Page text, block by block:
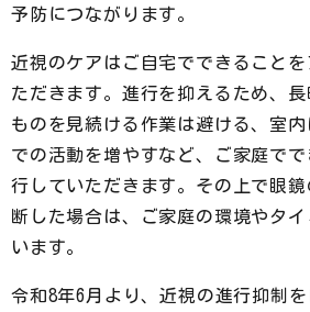
予防につながります。
近視のケアはご自宅でできること
ただきます。進行を抑えるため、
ものを見続ける作業は避ける、室
での活動を増やすなど、ご家庭で
行していただきます。その上で眼鏡
断した場合は、ご家庭の環境やタ
います。
令和8年6月より、近視の進行抑制